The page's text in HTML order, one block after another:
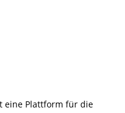
eine Plattform für die